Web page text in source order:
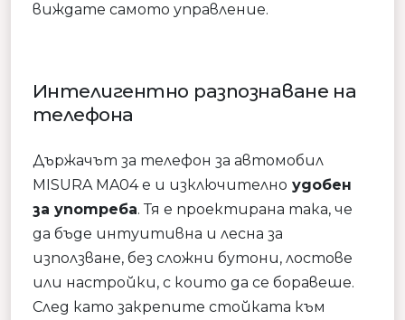
виждате самото управление.
Интелигентно разпознаване на
телефона
Държачът за телефон за автомобил
MISURA MA04 е и изключително удобен
за употреба. Тя е проектирана така, че
да бъде интуитивна и лесна за
използване, без сложни бутони, лостове
или настройки, с които да се боравеше.
След като закрепите стойката към